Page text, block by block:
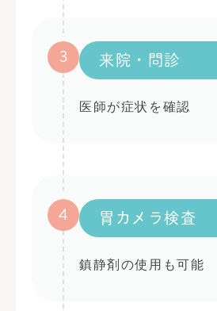
3 来院・問診
医師が症状を確認
4 胃カメラ検査
鎮静剤の使用も可能